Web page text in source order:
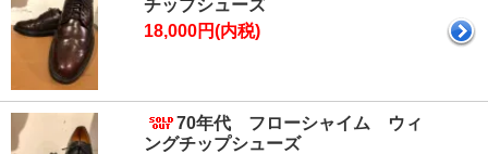
チップシューズ
18,000円(内税)
70年代 フローシャイム ウィ
ングチップシューズ